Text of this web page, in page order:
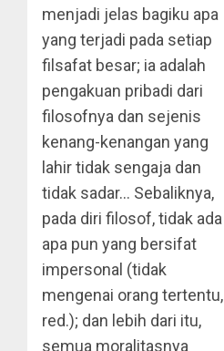
menjadi jelas bagiku apa
yang terjadi pada setiap
filsafat besar; ia adalah
pengakuan pribadi dari
filosofnya dan sejenis
kenang-kenangan yang
lahir tidak sengaja dan
tidak sadar… Sebaliknya,
pada diri filosof, tidak ada
apa pun yang bersifat
impersonal (tidak
mengenai orang tertentu,
red.); dan lebih dari itu,
semua moralitasnya